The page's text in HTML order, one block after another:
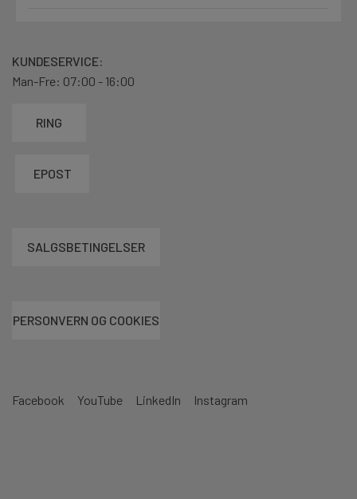
Facebook YouTube LinkedIn Instagram
KUNDESERVICE:
Man-Fre: 07:00 - 16:00
RING
EPOST
SALGSBETINGELSER
PERSONVERN OG COOKIES